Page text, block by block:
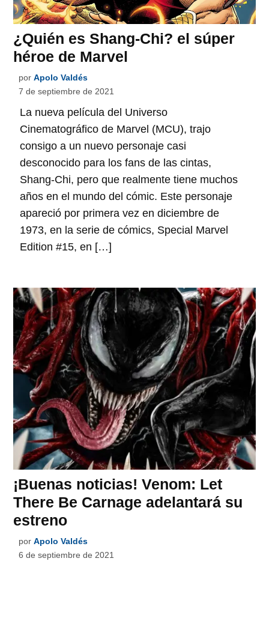
¿Quién es Shang-Chi? el súper
héroe de Marvel
por Apolo Valdés
7 de septiembre de 2021
La nueva película del Universo
Cinematográfico de Marvel (MCU), trajo
consigo a un nuevo personaje casi
desconocido para los fans de las cintas,
Shang-Chi, pero que realmente tiene muchos
años en el mundo del cómic. Este personaje
apareció por primera vez en diciembre de
1973, en la serie de cómics, Special Marvel
Edition #15, en […]
¡Buenas noticias! Venom: Let
There Be Carnage adelantará su
estreno
por Apolo Valdés
6 de septiembre de 2021